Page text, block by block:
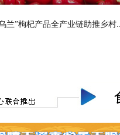
兰”枸杞产品全产业链助推乡村...